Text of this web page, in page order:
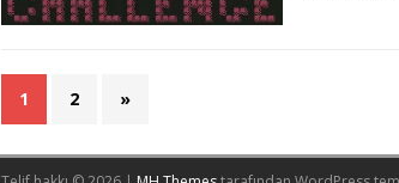
1 2 »